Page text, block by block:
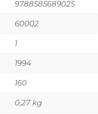
9788585689025
60002
1
1994
160
0,27 kg